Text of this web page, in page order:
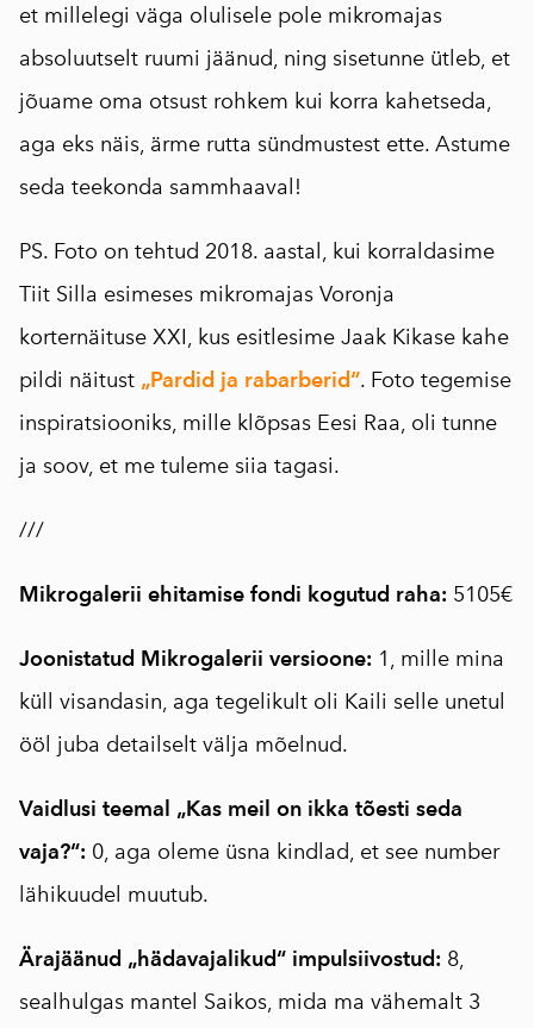
et millelegi väga olulisele pole mikromajas
absoluutselt ruumi jäänud, ning sisetunne ütleb, et
jõuame oma otsust rohkem kui korra kahetseda,
aga eks näis, ärme rutta sündmustest ette. Astume
seda teekonda sammhaaval!
PS. Foto on tehtud 2018. aastal, kui korraldasime
Tiit Silla esimeses mikromajas Voronja
korternäituse XXI, kus esitlesime Jaak Kikase kahe
pildi näitust „Pardid ja rabarberid“. Foto tegemise
inspiratsiooniks, mille klõpsas Eesi Raa, oli tunne
ja soov, et me tuleme siia tagasi.
///
Mikrogalerii ehitamise fondi kogutud raha: 5105€
Joonistatud Mikrogalerii versioone: 1, mille mina
küll visandasin, aga tegelikult oli Kaili selle unetul
ööl juba detailselt välja mõelnud.
Vaidlusi teemal „Kas meil on ikka tõesti seda
vaja?“: 0, aga oleme üsna kindlad, et see number
lähikuudel muutub.
Ärajäänud „hädavajalikud“ impulsiivostud: 8,
sealhulgas mantel Saikos, mida ma vähemalt 3